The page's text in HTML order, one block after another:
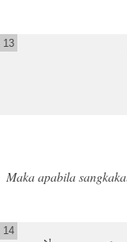
13
Maka apabila
14